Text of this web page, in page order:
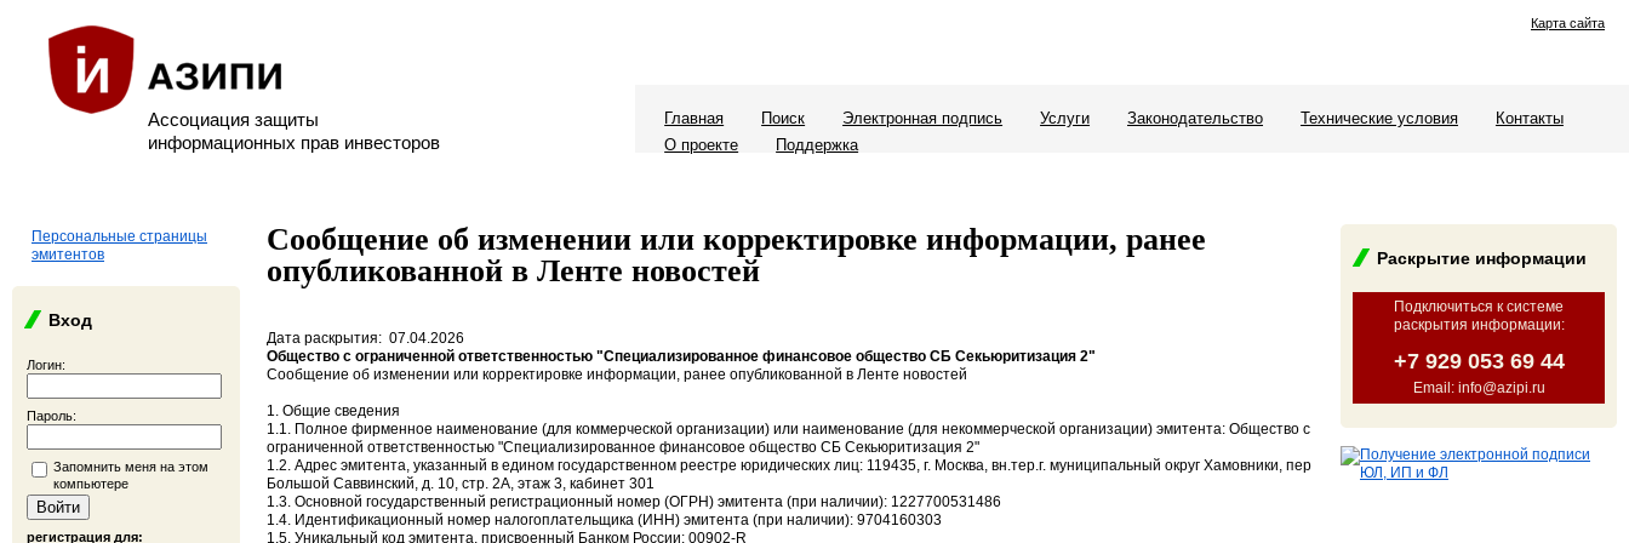
Ассоциация защиты
информационных прав инвесторов
Карта сайта
Главная Поиск Электронная подпись Услуги Законодательство Технические условия
Контакты
О проекте
Поддержка
Персональные страницы
эмитентов
Вход
Логин:
Пароль:
Запомнить меня на этом
компьютере
регистрация для:
Раскрытие информации
Подключиться к системе
раскрытия информации:
+7 929 053 69 44
Email: info@azipi.ru
Сообщение об изменении или корректировке информации, ранее
опубликованной в Ленте новостей
Дата раскрытия: 07.04.2026
Общество с ограниченной ответственностью "Специализированное финансовое общество СБ Секьюритизация 2"
Сообщение об изменении или корректировке информации, ранее опубликованной в Ленте новостей
1. Общие сведения
1.1. Полное фирменное наименование (для коммерческой организации) или наименование (для некоммерческой организации) эмитента: Общество с
ограниченной ответственностью "Специализированное финансовое общество СБ Секьюритизация 2"
1.2. Адрес эмитента, указанный в едином государственном реестре юридических лиц: 119435, г. Москва, вн.тер.г. муниципальный округ Хамовники, пер
Большой Саввинский, д. 10, стр. 2А, этаж 3, кабинет 301
1.3. Основной государственный регистрационный номер (ОГРН) эмитента (при наличии): 1227700531486
1.4. Идентификационный номер налогоплательщика (ИНН) эмитента (при наличии): 9704160303
1.5. Уникальный код эмитента, присвоенный Банком России: 00902-R